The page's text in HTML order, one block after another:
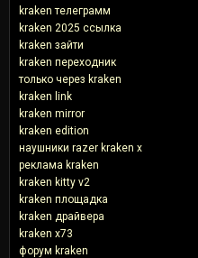
kraken телеграмм
kraken 2025 ссылка
kraken зайти
kraken переходник
только через kraken
kraken link
kraken mirror
kraken edition
наушники razer kraken x
реклама kraken
kraken kitty v2
kraken площадка
kraken драйвера
kraken x73
форум kraken